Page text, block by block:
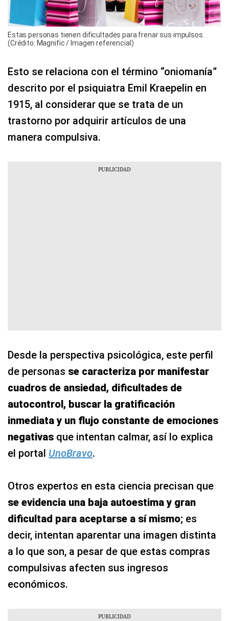
Estas personas tienen dificultades para frenar sus impulsos.
(Crédito: Magnific / Imagen referencial)
Esto se relaciona con el término “oniomanía”
descrito por el psiquiatra Emil Kraepelin en
1915, al considerar que se trata de un
trastorno por adquirir artículos de una
manera compulsiva.
Desde la perspectiva psicológica, este perfil
de personas se caracteriza por manifestar
cuadros de ansiedad, dificultades de
autocontrol, buscar la gratificación
inmediata y un flujo constante de emociones
negativas que intentan calmar, así lo explica
el portal UnoBravo.
Otros expertos en esta ciencia precisan que
se evidencia una baja autoestima y gran
dificultad para aceptarse a sí mismo; es
decir, intentan aparentar una imagen distinta
a lo que son, a pesar de que estas compras
compulsivas afecten sus ingresos
económicos.